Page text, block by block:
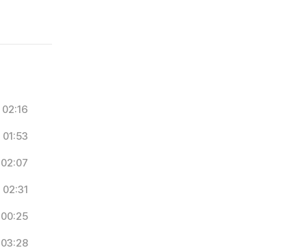
02:16
01:53
02:07
02:31
00:25
03:28